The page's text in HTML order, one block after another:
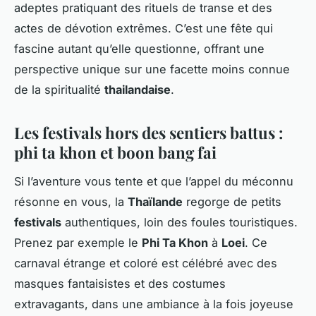
adeptes pratiquant des rituels de transe et des
actes de dévotion extrêmes. C’est une fête qui
fascine autant qu’elle questionne, offrant une
perspective unique sur une facette moins connue
de la spiritualité thailandaise.
Les festivals hors des sentiers battus :
phi ta khon et boon bang fai
Si l’aventure vous tente et que l’appel du méconnu
résonne en vous, la Thaïlande regorge de petits
festivals authentiques, loin des foules touristiques.
Prenez par exemple le Phi Ta Khon à Loei. Ce
carnaval étrange et coloré est célébré avec des
masques fantaisistes et des costumes
extravagants, dans une ambiance à la fois joyeuse